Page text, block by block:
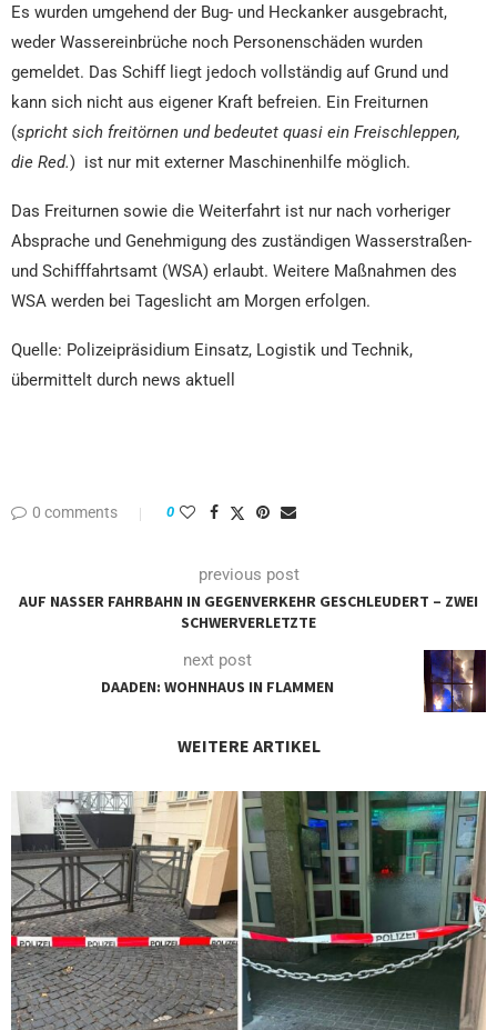
Es wurden umgehend der Bug- und Heckanker ausgebracht,
weder Wassereinbrüche noch Personenschäden wurden
gemeldet. Das Schiff liegt jedoch vollständig auf Grund und
kann sich nicht aus eigener Kraft befreien. Ein Freiturnen
(spricht sich freitörnen und bedeutet quasi ein Freischleppen,
die Red.) ist nur mit externer Maschinenhilfe möglich.
Das Freiturnen sowie die Weiterfahrt ist nur nach vorheriger
Absprache und Genehmigung des zuständigen Wasserstraßen-
und Schifffahrtsamt (WSA) erlaubt. Weitere Maßnahmen des
WSA werden bei Tageslicht am Morgen erfolgen.
Quelle: Polizeipräsidium Einsatz, Logistik und Technik,
übermittelt durch news aktuell
0 comments 0
previous post
AUF NASSER FAHRBAHN IN GEGENVERKEHR GESCHLEUDERT – ZWEI
SCHWERVERLETZTE
next post
DAADEN: WOHNHAUS IN FLAMMEN
WEITERE ARTIKEL